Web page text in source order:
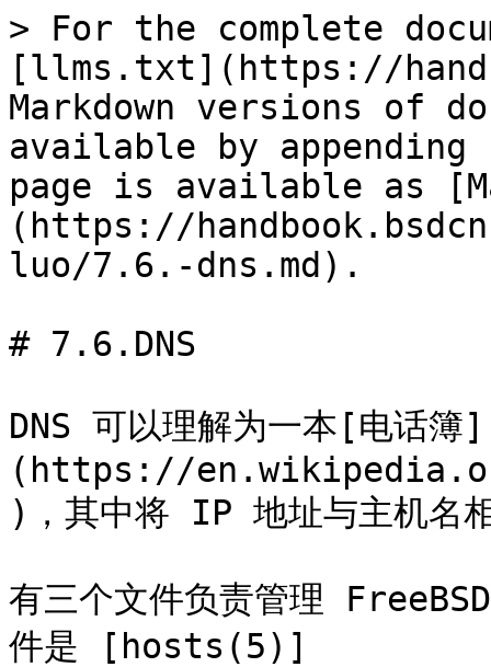
> For the complete
[llms.txt](https://
Markdown versions of
available by
page is available as
(https://
luo/7.6.-dns.md).
# 7.6.DNS
DNS 可以理解为一本[电话簿]
(https://
)，其中将 IP 地址与主机名
有三个文件负责管理
件是 [hosts(5)]